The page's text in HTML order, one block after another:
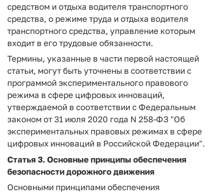
средством и отдыха водителя транспортного
средства, о режиме труда и отдыха водителя
транспортного средства, управление которым
входит в его трудовые обязанности.
Термины, указанные в части первой настоящей
статьи, могут быть уточнены в соответствии с
программой экспериментального правового
режима в сфере цифровых инноваций,
утверждаемой в соответствии с Федеральным
законом от 31 июля 2020 года N 258-ФЗ "Об
экспериментальных правовых режимах в сфере
цифровых инноваций в Российской Федерации".
Статья 3. Основные принципы обеспечения
безопасности дорожного движения
Основными принципами обеспечения